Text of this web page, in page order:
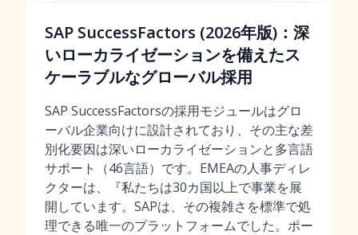
SAP SuccessFactors (2026年版)：深
いローカライゼーションを備えたス
ケーラブルなグローバル採用
SAP SuccessFactorsの採用モジュールはグロ
ーバル企業向けに設計されており、その主な差
別化要因は深いローカライゼーションと多言語
サポート（46言語）です。EMEAの人事ディレ
クターは、『私たちは30カ国以上で事業を展
開しています。SAPは、その複雑さを標準で処
理できる唯一のプラットフォームでした。ポー